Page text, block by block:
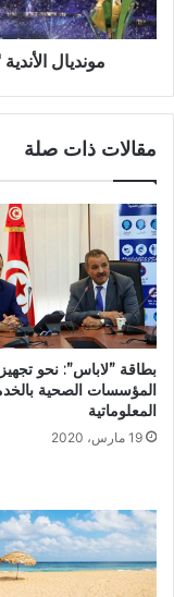
مونديال الأندية "قطر 2019" ..
مقالات ذات صلة
بطاقة ”لاباس”: نحو
المؤسسات الصحية
المعلوماتية
19 مارس، 2020